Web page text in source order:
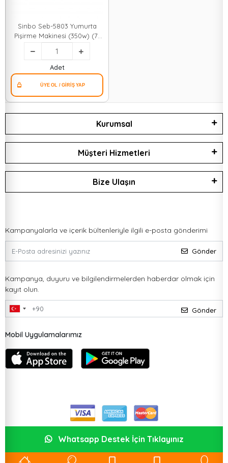
Sinbo Seb-5803 Yumurta
Pişirme Makinesi (350w) (7-
yumurtalık) (rafadan &
Normal & Katı) (sesli Uyarı)
(iğneli Ölçüm Kabı)*12
Adet
Kurumsal
Müşteri Hizmetleri
Bize Ulaşın
Kampanyalarla ve içerik bültenleriyle ilgili e-posta gönderimi
Gönder
Kampanya, duyuru ve bilgilendirmelerden haberdar olmak için
kayıt olun.
Gönder
Mobil Uygulamalarımız
Whatsapp Destek İçin Tıklayınız